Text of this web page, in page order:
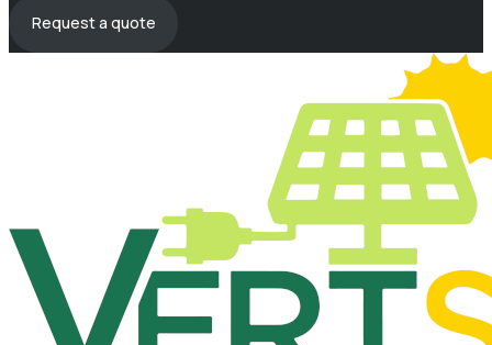
Request a quote